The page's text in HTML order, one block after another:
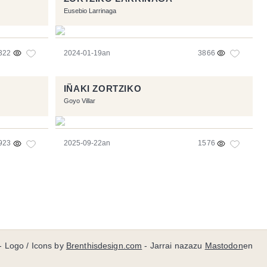
Eusebio Larrinaga
2024-01-19an 3866
IÑAKI ZORTZIKO
Goyo Villar
2025-09-22an 1576
Logo / Icons by Brenthisdesign.com - Jarrai nazazu Mastodonen